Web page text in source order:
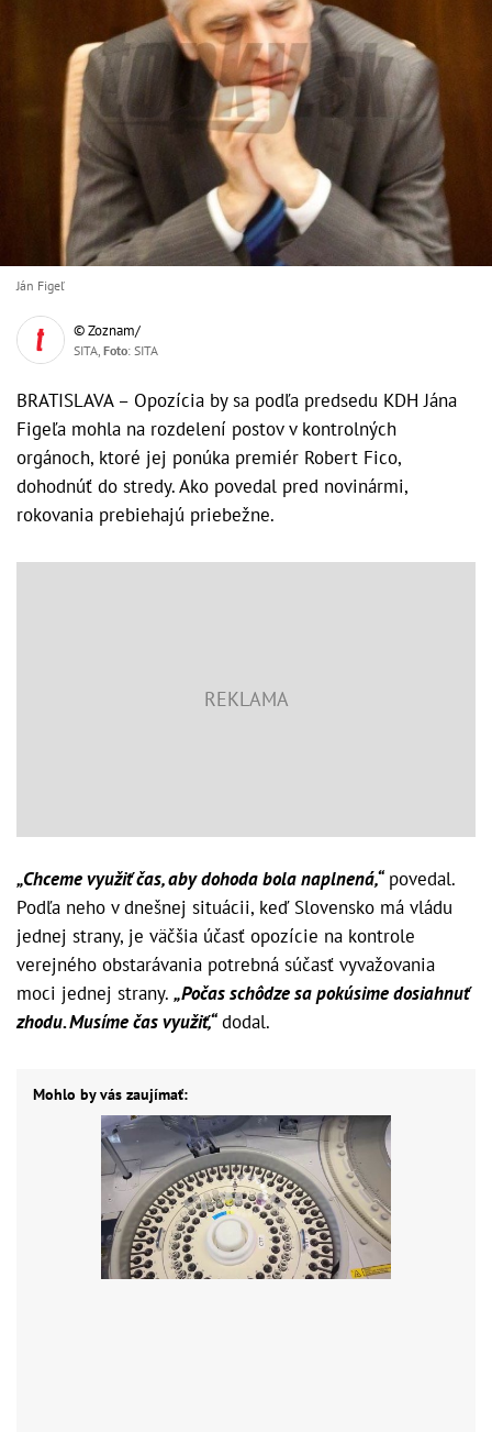
Ján Figeľ
© Zoznam/
SITA, Foto: SITA
BRATISLAVA – Opozícia by sa podľa predsedu KDH Jána
Figeľa mohla na rozdelení postov v kontrolných
orgánoch, ktoré jej ponúka premiér Robert Fico,
dohodnúť do stredy. Ako povedal pred novinármi,
rokovania prebiehajú priebežne.
„Chceme využiť čas, aby dohoda bola naplnená,“povedal.
Podľa neho v dnešnej situácii, keď Slovensko má vládu
jednej strany, je väčšia účasť opozície na kontrole
verejného obstarávania potrebná súčasť vyvažovania
moci jednej strany. „Počas schôdze sa pokúsime dosiahnuť
zhodu. Musíme čas využiť,“dodal.
Mohlo by vás zaujímať: